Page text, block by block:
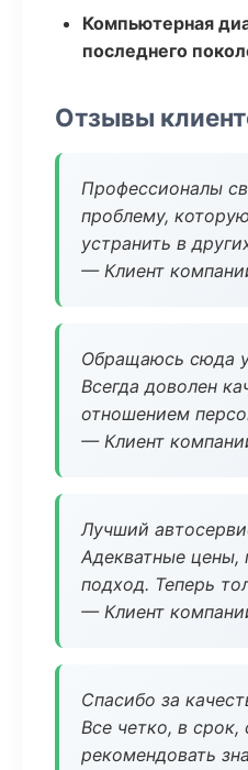
Компьютерная
последнего
Отзывы
Профессионалы
проблему,
устранить в
— Клиент
Обращаюсь сюда
Всегда доволен
отношением
— Клиент
Лучший
Адекватные цены,
подход. Теперь
— Клиент
Спасибо за
Все четко, в срок,
рекомендовать